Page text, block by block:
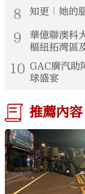
8 知更｜她的
9
華億聯澳科大
樞紐拓灣區
10 GAC廣汽助陣
球盛宴
推薦內容